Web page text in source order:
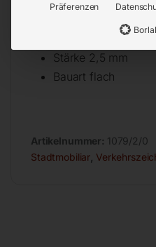
Seitenlänge 1000
Stärke 2,5 mm
Bauart flach
Artikelnummer: 1079/2/0
Stadtmobiliar
Präferenzen